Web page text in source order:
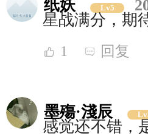
纸妖 Lv5
星战满分，期
1 回复
墨殤·淺辰
感觉还不错，